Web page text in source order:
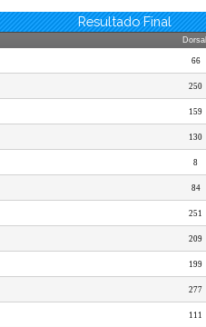
Resultado Final
Dorsal
66
250
159
130
8
84
251
209
199
277
111